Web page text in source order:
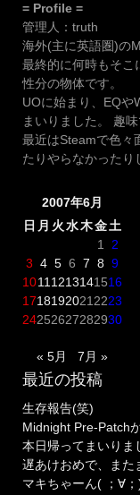
= Profile =
管理人：truth
海外(主に英語圏)の
最終的に何時もそこ
性分の物体です。
UOに始まり、EQや
まいりました。 趣
最近はSteamで色々
たりやらなかったり
2007年6月
日 月 火水木金土
1
2
3 4 5 6 7 8 9
1011 1213141516
1718192021 2223
24252627282930
« 5月 7月 »
最近の投稿
生存報告(笑)
Midnight Pre-Patch
本日帰ってまいりま
遅あけおめで、また
マキちゃーん( ；∀；